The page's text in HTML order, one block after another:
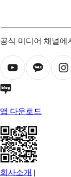
공식 미디어 채널에
앱 다운로드
회사소개 |